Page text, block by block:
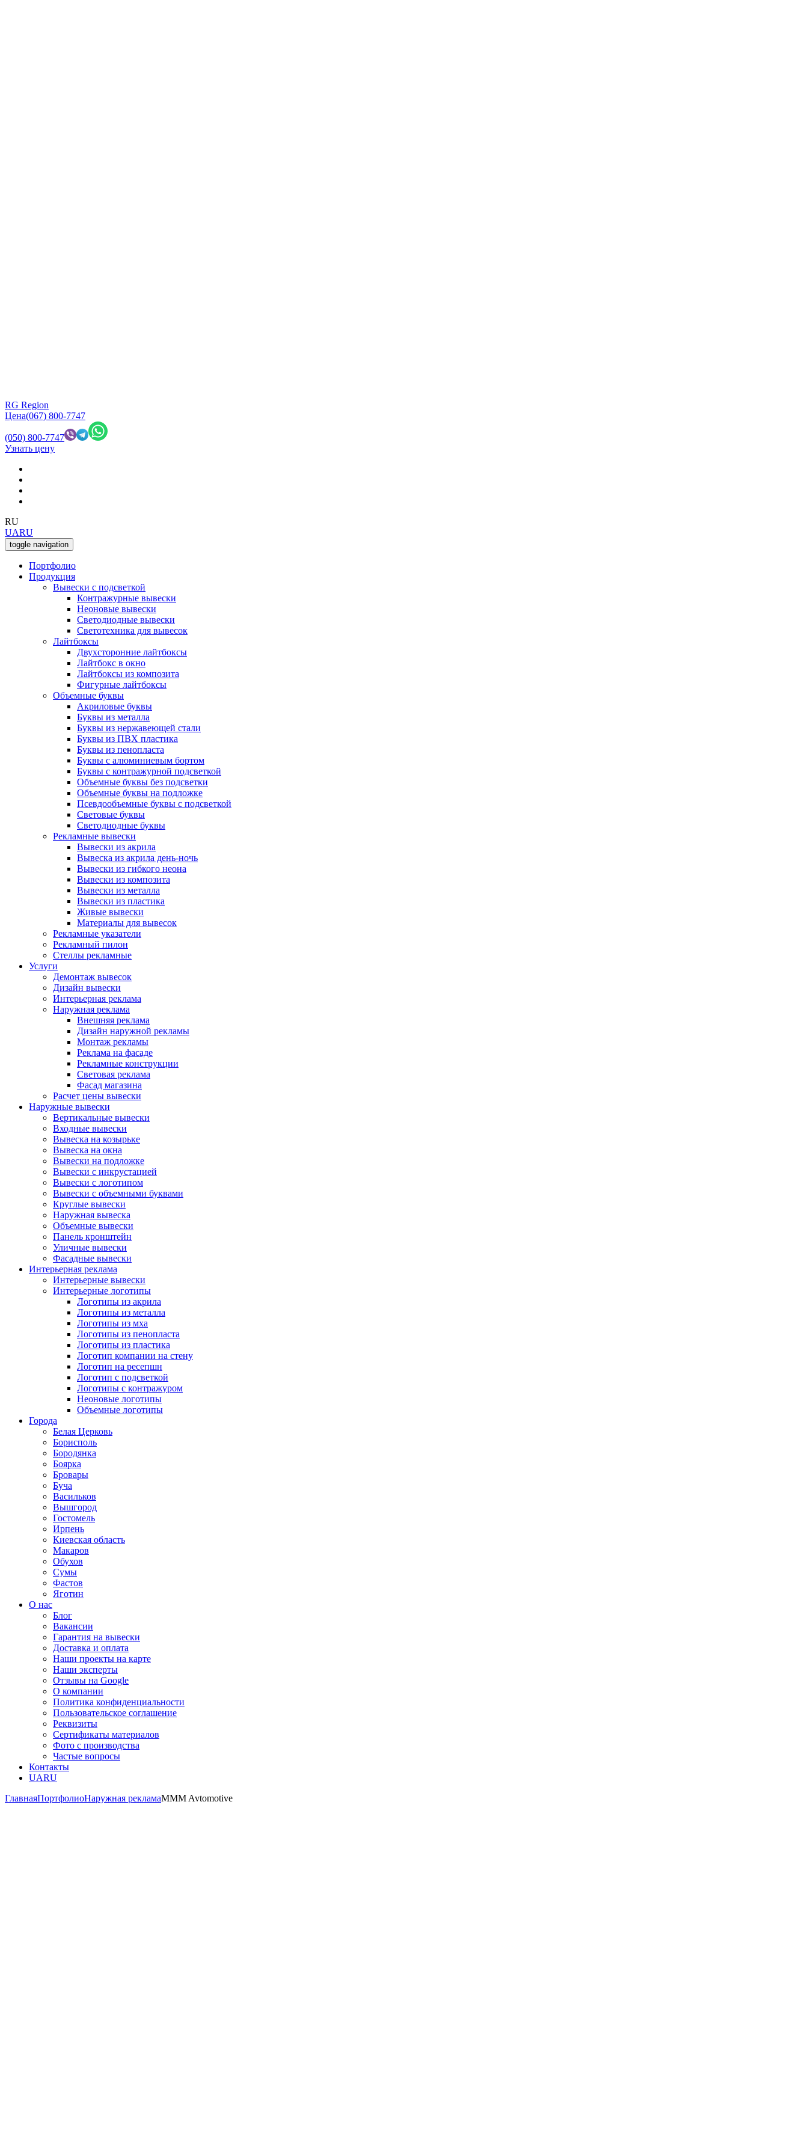
RG Region
Цена(067) 800-7747
(050) 800-7747
Узнать цену
RU
UARU
toggle navigation
Портфолио
Продукция
Вывески с подсветкой
Контражурные вывески
Неоновые вывески
Светодиодные вывески
Светотехника для вывесок
Лайтбоксы
Двухсторонние лайтбоксы
Лайтбокс в окно
Лайтбоксы из композита
Фигурные лайтбоксы
Объемные буквы
Акриловые буквы
Буквы из металла
Буквы из нержавеющей стали
Буквы из ПВХ пластика
Буквы из пенопласта
Буквы с алюминиевым бортом
Буквы с контражурной подсветкой
Объемные буквы без подсветки
Объемные буквы на подложке
Псевдообъемные буквы с подсветкой
Световые буквы
Светодиодные буквы
Рекламные вывески
Вывески из акрила
Вывеска из акрила день-ночь
Вывески из гибкого неона
Вывески из композита
Вывески из металла
Вывески из пластика
Живые вывески
Материалы для вывесок
Рекламные указатели
Рекламный пилон
Стеллы рекламные
Услуги
Демонтаж вывесок
Дизайн вывески
Интерьерная реклама
Наружная реклама
Внешняя реклама
Дизайн наружной рекламы
Монтаж рекламы
Реклама на фасаде
Рекламные конструкции
Световая реклама
Фасад магазина
Расчет цены вывески
Наружные вывески
Вертикальные вывески
Входные вывески
Вывеска на козырьке
Вывеска на окна
Вывески на подложке
Вывески с инкрустацией
Вывески с логотипом
Вывески с объемными буквами
Круглые вывески
Наружная вывеска
Объемные вывески
Панель кронштейн
Уличные вывески
Фасадные вывески
Интерьерная реклама
Интерьерные вывески
Интерьерные логотипы
Логотипы из акрила
Логотипы из металла
Логотипы из мха
Логотипы из пенопласта
Логотипы из пластика
Логотип компании на стену
Логотип на ресепшн
Логотип с подсветкой
Логотипы с контражуром
Неоновые логотипы
Объемные логотипы
Города
Белая Церковь
Борисполь
Бородянка
Боярка
Бровары
Буча
Васильков
Вышгород
Гостомель
Ирпень
Киевская область
Макаров
Обухов
Сумы
Фастов
Яготин
О нас
Блог
Вакансии
Гарантия на вывески
Доставка и оплата
Наши проекты на карте
Наши эксперты
Отзывы на Google
О компании
Политика конфиденциальности
Пользовательское соглашение
Реквизиты
Сертификаты материалов
Фото с производства
Частые вопросы
Контакты
UARU
ГлавнаяПортфолиоНаружная рекламаMMM Avtomotive